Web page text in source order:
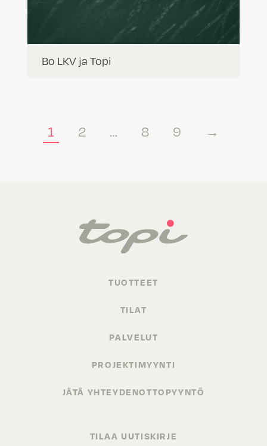
Bo LKV ja Topi
1 2 … 8 9 →
TUOTTEET
TILAT
PALVELUT
PROJEKTIMYYNTI
JÄTÄ YHTEYDENOTTOPYYNTÖ
TILAA UUTISKIRJE